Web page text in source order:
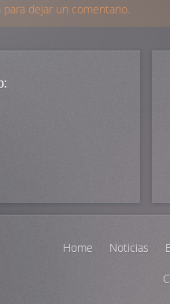
para dejar un comentario.
Home Noticias